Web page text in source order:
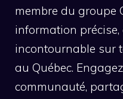
membre du groupe
information précise,
incontournable sur
au Québec.
communauté,